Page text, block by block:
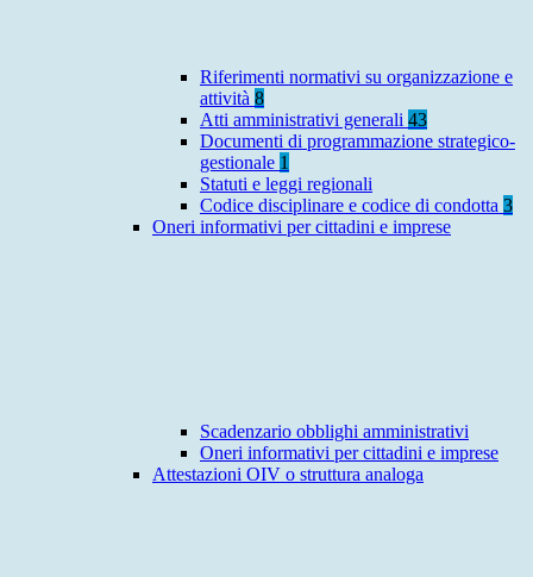
Riferimenti normativi su organizzazione e
attività 8
Atti amministrativi generali 43
Documenti di programmazione strategico-
gestionale 1
Statuti e leggi regionali
Codice disciplinare e codice di condotta 3
Oneri informativi per cittadini e imprese
Scadenzario obblighi amministrativi
Oneri informativi per cittadini e imprese
Attestazioni OIV o struttura analoga